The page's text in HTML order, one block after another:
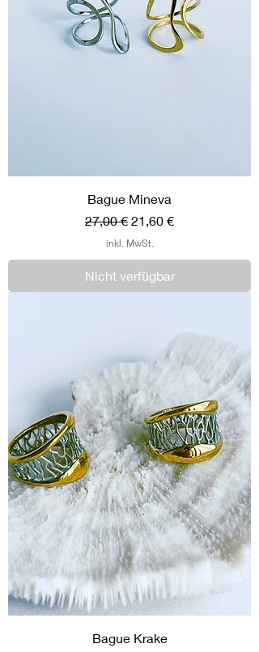
Bague Mineva
Standardpreis
27,00 € Sale-Preis
21,60 €
inkl. MwSt.
Nicht verfügbar
Bague Krake